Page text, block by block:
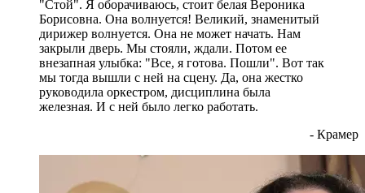
"Стой". Я оборачиваюсь, стоит белая Вероника
Борисовна. Она волнуется! Великий, знаменитый
дирижер волнуется. Она не может начать. Нам
закрыли дверь. Мы стояли, ждали. Потом ее
внезапная улыбка: "Все, я готова. Пошли". Вот так
мы тогда вышли с ней на сцену. Да, она жестко
руководила оркестром, дисциплина была
железная. И с ней было легко работать.
- Крамер